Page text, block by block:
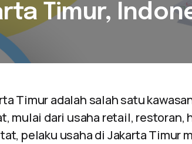
Timur,
Timur adalah salah satu
mulai dari usaha retail, restoran,
pelaku usaha di Jakarta Timur